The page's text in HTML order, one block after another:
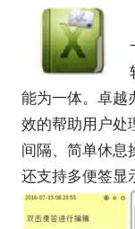
能为一体。卓越
效的帮助用户处
间隔、简单休息
还支持多便签显